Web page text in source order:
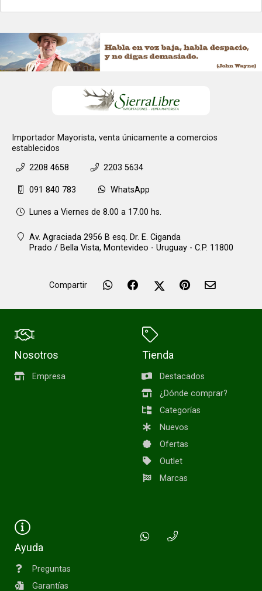
Importador Mayorista, venta únicamente a comercios
establecidos
2208 4658
2203 5634
091 840 783 WhatsApp
Lunes a Viernes de 8.00 a 17.00 hs.
Av. Agraciada 2956 B esq. Dr. E. Ciganda
Prado / Bella Vista, Montevideo - Uruguay - C.P. 11800
Compartir
Nosotros
Empresa
Tienda
Destacados
¿Dónde comprar?
Categorías
Nuevos
Ofertas
Outlet
Marcas
Ayuda
Preguntas
Garantías